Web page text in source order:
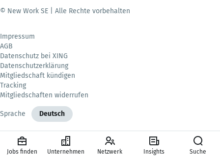
© New Work SE | Alle Rechte vorbehalten
Impressum
AGB
Datenschutz bei XING
Datenschutzerklärung
Mitgliedschaft kündigen
Tracking
Mitgliedschaften widerrufen
Sprache Deutsch
Jobs finden Unternehmen Netzwerk Insights Suche